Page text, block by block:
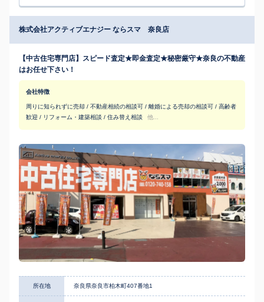
株式会社アクティブエナジー ならスマ 奈良店
【中古住宅専門店】スピード査定★即金査定★秘密厳守★奈良の不動産
はお任せ下さい！
会社特徴
周りに知られずに売却 / 不動産相続の相談可 / 離婚による売却の相談可 / 高齢者
歓迎 / リフォーム・建築相談 / 住み替え相談
他...
所在地 奈良県奈良市柏木町407番地1